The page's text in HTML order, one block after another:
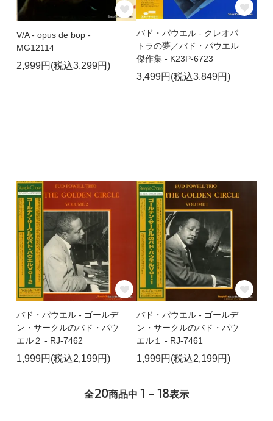
V/A - opus de bop -
MG12114
2,999円(税込3,299円)
バド・パウエル - クレオパ
トラの夢／バド・パウエル
傑作集 - K23P-6723
3,499円(税込3,849円)
バド・パウエル - ゴールデ
ン・サークルのバド・パウ
エル２ - RJ-7462
1,999円(税込2,199円)
バド・パウエル - ゴールデ
ン・サークルのバド・パウ
エル１ - RJ-7461
1,999円(税込2,199円)
全20商品中 1 - 18表示